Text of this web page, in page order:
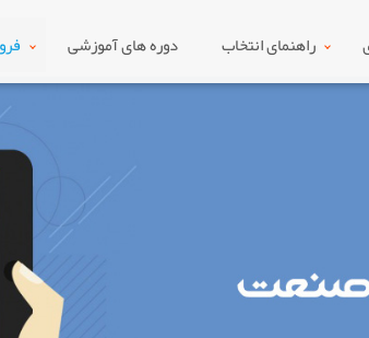
راهنمای انتخاب دوره های آموزشی